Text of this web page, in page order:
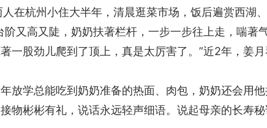
在杭州小住大半年，清晨逛菜市场，饭后遍赏西湖
阶又高又陡，奶奶扶著栏杆，一步一步往上走，喘著
一股劲儿爬到了顶上，真是太厉害了。”近2年，姜
放学总能吃到奶奶准备的热面、肉包，奶奶还会用
物彬彬有礼，说话永远轻声细语。说起母亲的长寿秘